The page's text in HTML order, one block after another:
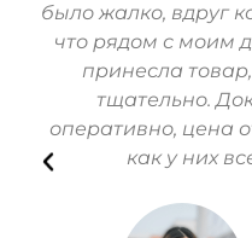
было жалко, вдруг
что рядом с моим
принесла
тщательно.
оперативно, цена
как у них